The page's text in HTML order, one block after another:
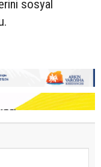
sosyal